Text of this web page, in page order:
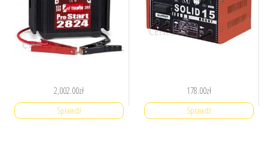
2,002.00zł
Sprawdź
178.00zł
Sprawdź